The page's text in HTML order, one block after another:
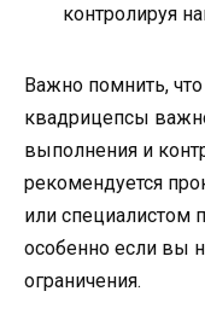
контролируя
Важно помнить,
квадрицепсы
выполнения и
рекомендуется
или специалистом
особенно если вы
ограничения.